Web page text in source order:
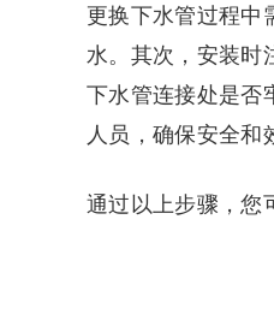
更换下水管过程中
水。其次，安装时
下水管连接处是否
人员，确保安全和
通过以上步骤，您